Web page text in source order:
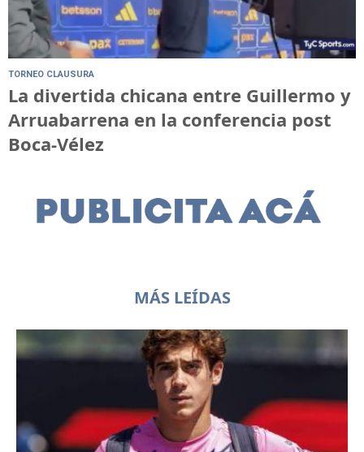
TORNEO CLAUSURA
La divertida chicana entre Guillermo y
Arruabarrena en la conferencia post
Boca-Vélez
MÁS LEÍDAS